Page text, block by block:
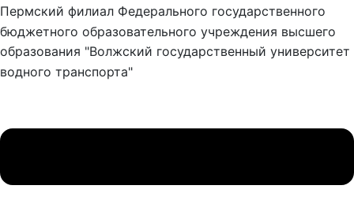
Пермский филиал Федерального государственного
бюджетного образовательного учреждения высшего
образования "Волжский государственный университет
водного транспорта"